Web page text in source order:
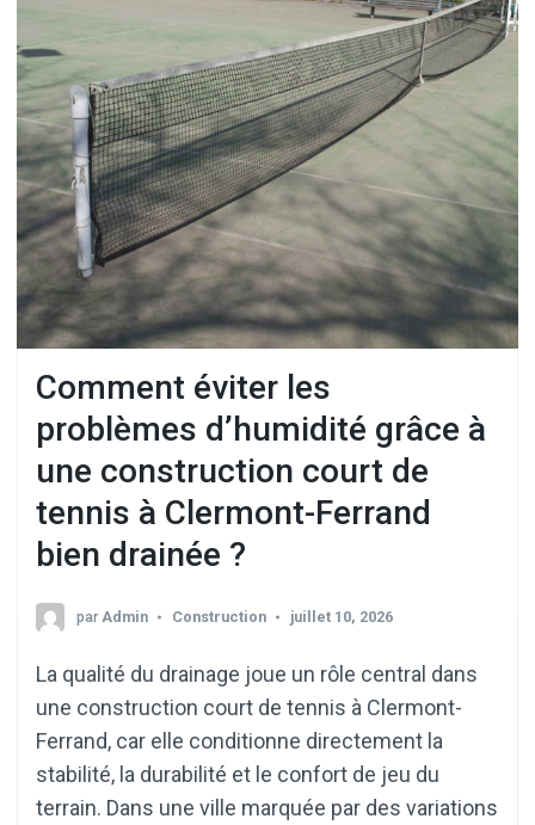
Comment éviter les
problèmes d’humidité grâce à
une construction court de
tennis à Clermont-Ferrand
bien drainée ?
par Admin Construction juillet 10, 2026
La qualité du drainage joue un rôle central dans
une construction court de tennis à Clermont-
Ferrand, car elle conditionne directement la
stabilité, la durabilité et le confort de jeu du
terrain. Dans une ville marquée par des variations